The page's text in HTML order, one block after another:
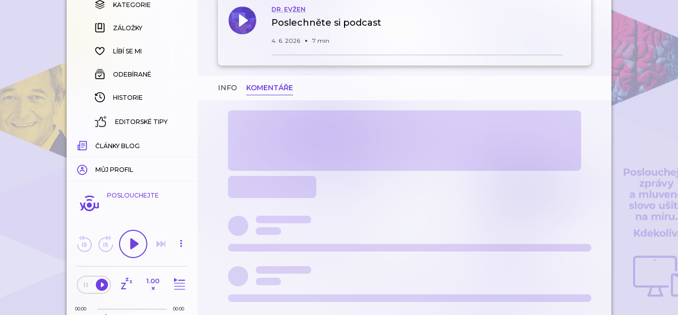
KATEGORIE
ZÁLOŽKY
HISTORIE
KATEGORIE
ZÁLOŽKY
LÍBÍ SE MI
ODEBÍRANÉ
HISTORIE
EDITORSKÉ TIPY
ČLÁNKY BLOG
MŮJ PROFIL
POSLOUCHEJTE
1.00
×
00:00 00:00
DR. EVŽEN
Poslechněte si podcast
4. 6. 2026 7 min
INFO KOMENTÁŘE